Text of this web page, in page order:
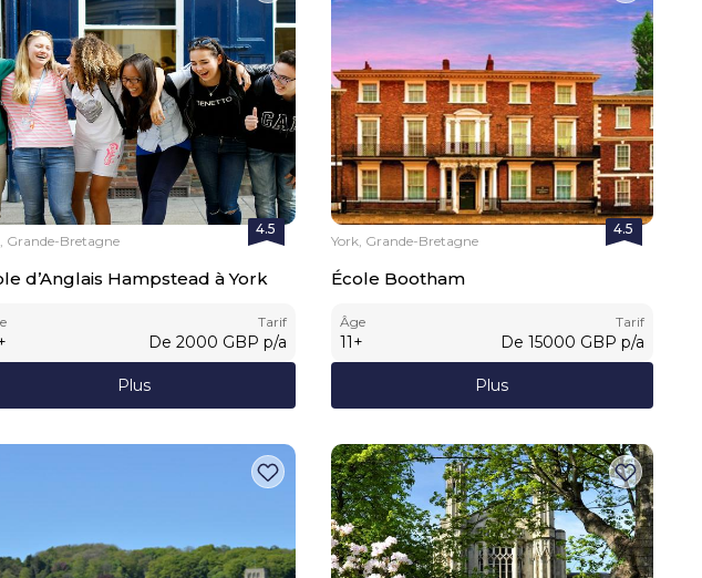
4.5
Grande-Bretagne
d’Anglais Hampstead à York
Tarif
De 2000 GBP p/a
Plus
4.5
York, Grande-Bretagne
École Bootham
Âge
11+
Tarif
De 15000 GBP p/a
Plus